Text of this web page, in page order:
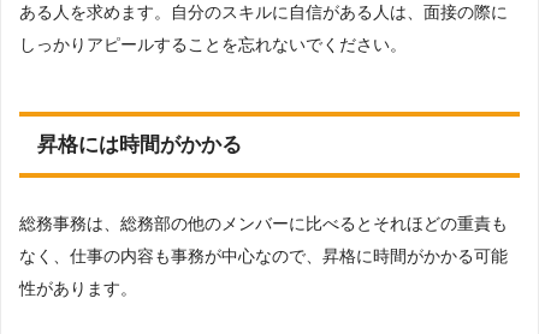
ある人を求めます。自分のスキルに自信がある人は、面接の際に
しっかりアピールすることを忘れないでください。
昇格には時間がかかる
総務事務は、総務部の他のメンバーに比べるとそれほどの重責も
なく、仕事の内容も事務が中心なので、昇格に時間がかかる可能
性があります。